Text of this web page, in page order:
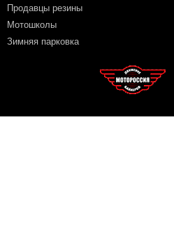
Продавцы резины
Мотошколы
Зимняя парковка